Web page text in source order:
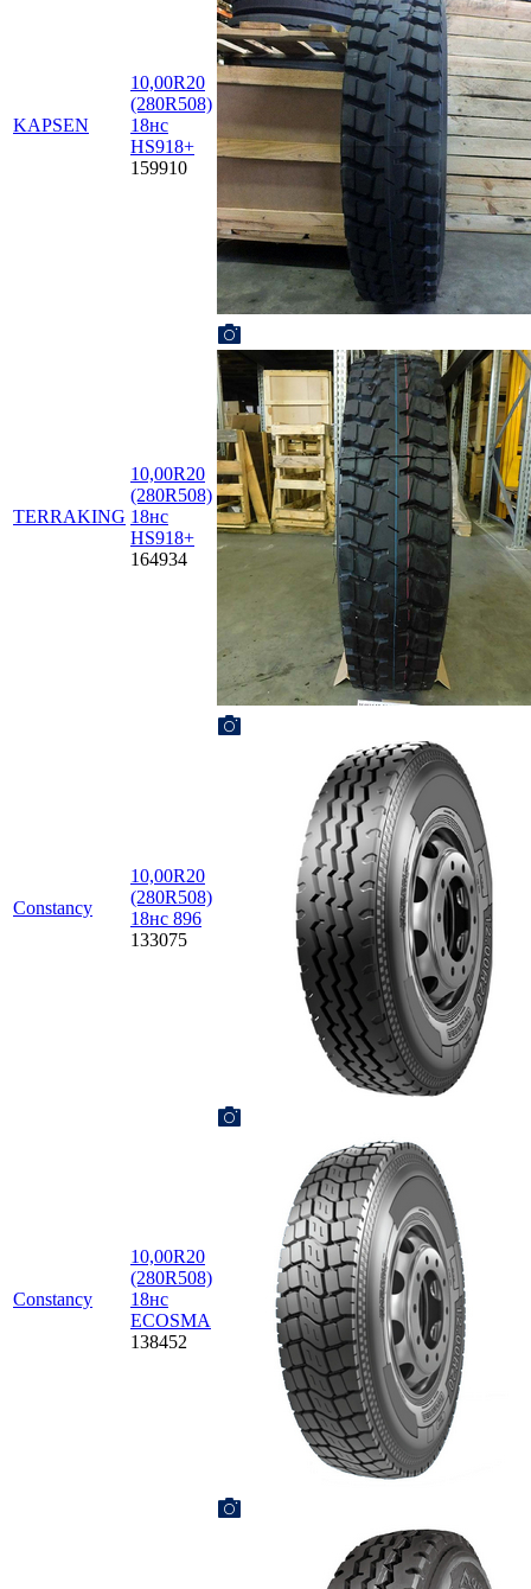
KAPSEN
10,00R20
(280R508)
18нс
HS918+
159910
TERRAKING
10,00R20
(280R508)
18нс
HS918+
164934
Constancy
10,00R20
(280R508)
18нс 896
133075
Constancy
10,00R20
(280R508)
18нс
ECOSMA
138452